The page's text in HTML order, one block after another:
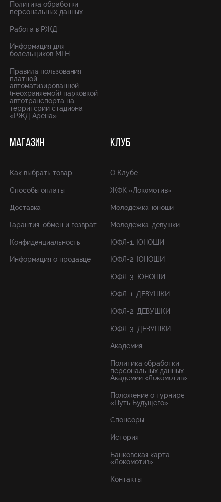
Политика обработки
персональных данных
Работа в РЖД
Информация для
болельщиков МГН
Правила пользования
платной
автоматизированной
(неохраняемой) парковкой
автотранспорта на
территории стадиона
«РЖД Арена»
МАГАЗИН
Как выбрать товар
Способы оплаты
Доставка
Гарантия, обмен и возврат
Конфиденциальность
Информация о продавце
КЛУБ
О Клубе
ЖФК «Локомотив»
Молодёжка-юноши
Молодёжка-девушки
ЮФЛ-1. ЮНОШИ
ЮФЛ-2. ЮНОШИ
ЮФЛ-3. ЮНОШИ
ЮФЛ-1. ДЕВУШКИ
ЮФЛ-2. ДЕВУШКИ
ЮФЛ-3. ДЕВУШКИ
Академия
Политика обработки
персональных данных
Академии «Локомотив»
Положение о турнире
«Путь Будущего»
Спонсоры
История
Банковская карта
«Локомотив»
Контакты